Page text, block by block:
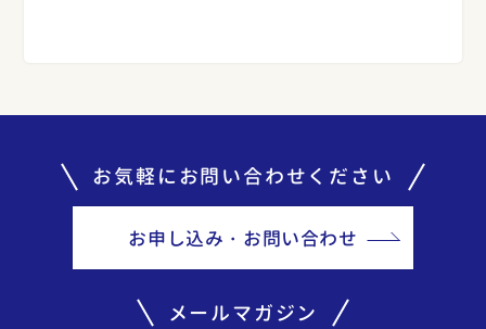
お気軽にお問い合わせください
お申し込み・お問い合わせ
メールマガジン